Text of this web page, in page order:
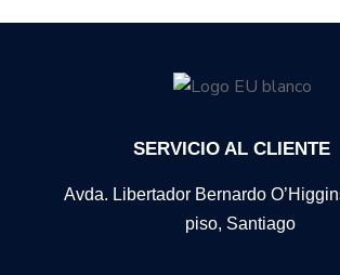
SERVICIO AL CLIENTE
Avda. Libertador Bernardo
piso, Santiago